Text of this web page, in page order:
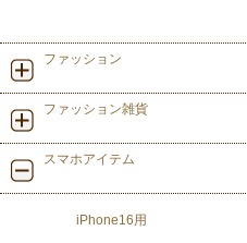
ファッション
ファッション雑貨
スマホアイテム
iPhone16用